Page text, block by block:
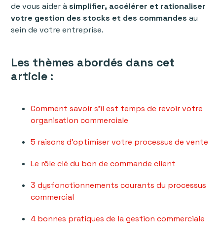
de vous aider àsimplifier, accélérer et rationaliser
votre gestion des stocks et des commandes au
sein de votre entreprise.
Les thèmes abordés dans cet
article :
Comment savoir s’il est temps de revoir votre
organisation commerciale
5 raisons d'optimiser votre processus de vente
Le rôle clé du bon de commande client
3 dysfonctionnements courants du processus
commercial
4 bonnes pratiques de la gestion commerciale